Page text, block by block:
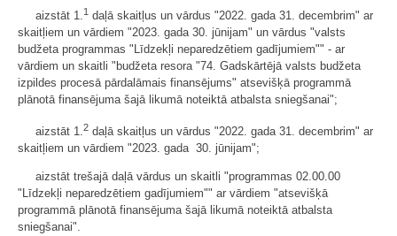
aizstāt 1. 1 daļā skaitļus un vārdus "2022. gada 31. decembrim" ar
skaitļiem un vārdiem "2023. gada 30. jūnijam" un vārdus "valsts
budžeta programmas "Līdzekļi neparedzētiem gadījumiem"" - ar
vārdiem un skaitli "budžeta resora "74. Gadskārtējā valsts budžeta
izpildes procesā pārdalāmais finansējums" atsevišķā programmā
plānotā finansējuma šajā likumā noteiktā atbalsta sniegšanai";
aizstāt 1.2 daļā skaitļus un vārdus "2022. gada 31. decembrim" ar
skaitļiem un vārdiem "2023. gada 30. jūnijam";
aizstāt trešajā daļā vārdus un skaitli "programmas 02.00.00
"Līdzekļi neparedzētiem gadījumiem"" ar vārdiem "atsevišķā
programmā plānotā finansējuma šajā likumā noteiktā atbalsta
sniegšanai".